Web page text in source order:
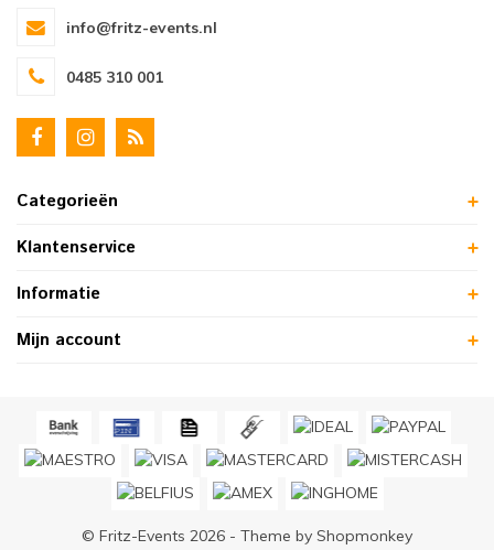
info@fritz-events.nl
0485 310 001
Categorieën
Klantenservice
Informatie
Mijn account
© Fritz-Events 2026 - Theme by Shopmonkey